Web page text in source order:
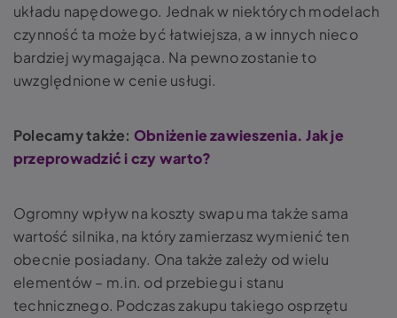
układu napędowego. Jednak w niektórych modelach
czynność ta może być łatwiejsza, a w innych nieco
bardziej wymagająca. Na pewno zostanie to
uwzględnione w cenie usługi.
Polecamy także: Obniżenie zawieszenia. Jak je
przeprowadzić i czy warto?
Ogromny wpływ na koszty swapu ma także sama
wartość silnika, na który zamierzasz wymienić ten
obecnie posiadany. Ona także zależy od wielu
elementów – m.in. od przebiegu i stanu
technicznego. Podczas zakupu takiego osprzętu